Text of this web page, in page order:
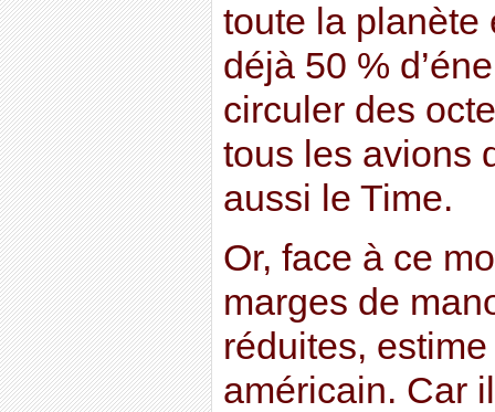
toute la planète
déjà 50 %
circuler des
tous les avions
aussi le Time.
Or, face à ce
marges de
réduites,
américain. Car